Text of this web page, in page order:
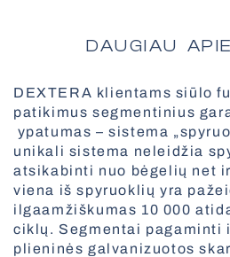
Fasado roletai
Skandinaviško stiliaus
Visi išmanūs sprendimai
Visi tinkleliai
Dokinės sistemos
Vertikalios markizės
DAUGIAU
DEXTERA klientams siūlo
patikimus segmentinius
ypatumas – sistema
unikali sistema neleidžia
atsikabinti nuo bėgelių net
viena iš spyruoklių yra
ilgaamžiškumas 10 000
ciklų. Segmentai pagaminti
plieninės galvanizuotos